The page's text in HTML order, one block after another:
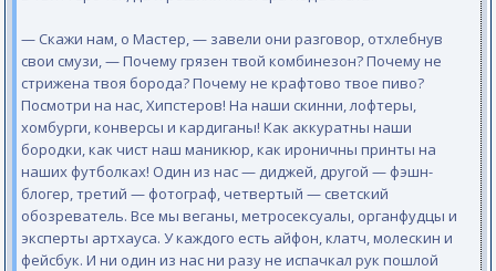
— Скажи нам, о Мастер, — завели они разговор, отхлебнув
свои смузи, — Почему грязен твой комбинезон? Почему не
стрижена твоя борода? Почему не крафтово твое пиво?
Посмотри на нас, Хипстеров! На наши скинни, лофтеры,
хомбурги, конверсы и кардиганы! Как аккуратны наши
бородки, как чист наш маникюр, как ироничны принты на
наших футболках! Один из нас — диджей, другой — фэшн-
блогер, третий — фотограф, четвертый — светский
обозреватель. Все мы веганы, метросексуалы, органфудцы и
эксперты артхауса. У каждого есть айфон, клатч, молескин и
фейсбук. И ни один из нас ни разу не испачкал рук пошлой